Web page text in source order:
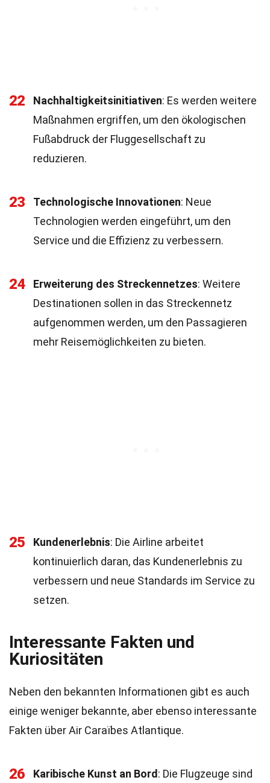
22 Nachhaltigkeitsinitiativen: Es werden weitere
Maßnahmen ergriffen, um den ökologischen
Fußabdruck der Fluggesellschaft zu
reduzieren.
23 Technologische Innovationen: Neue
Technologien werden eingeführt, um den
Service und die Effizienz zu verbessern.
24 Erweiterung des Streckennetzes: Weitere
Destinationen sollen in das Streckennetz
aufgenommen werden, um den Passagieren
mehr Reisemöglichkeiten zu bieten.
25 Kundenerlebnis: Die Airline arbeitet
kontinuierlich daran, das Kundenerlebnis zu
verbessern und neue Standards im Service zu
setzen.
Interessante Fakten und
Kuriositäten
Neben den bekannten Informationen gibt es auch
einige weniger bekannte, aber ebenso interessante
Fakten über Air Caraïbes Atlantique.
26 Karibische Kunst an Bord : Die Flugzeuge sind